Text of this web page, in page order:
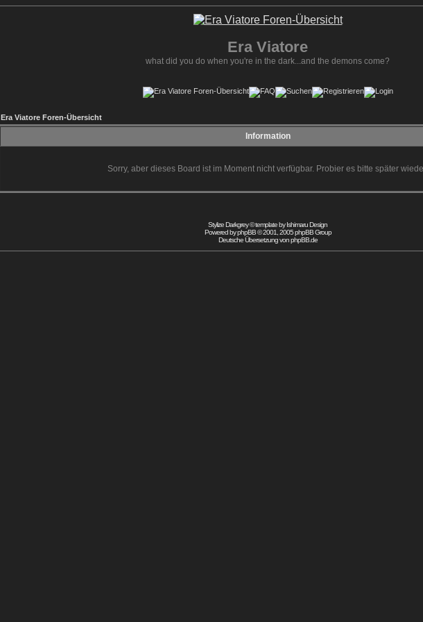
Era Viatore
what did you do when you're in the dark...and the demons come?
Era Viatore Foren-Übersicht
Information
Sorry, aber dieses Board ist im Moment nicht verfügbar. Probier es bitte später
Stylize Darkgrey © template byIshimaru Design
Powered byphpBB© 2001, 2005 phpBB Group
Deutsche Übersetzung vonphpBB.de